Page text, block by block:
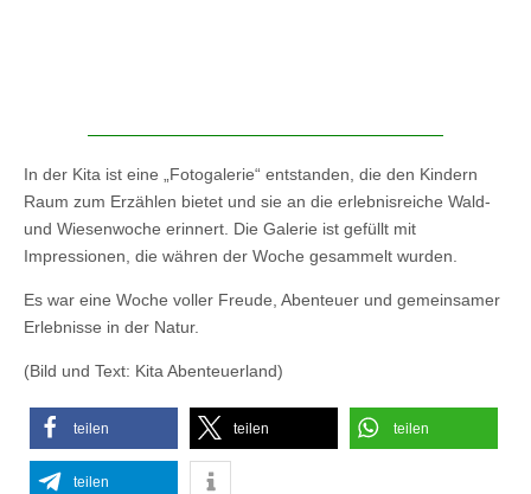
In der Kita ist eine „Fotogalerie“ entstanden, die den Kindern
Raum zum Erzählen bietet und sie an die erlebnisreiche Wald-
und Wiesenwoche erinnert. Die Galerie ist gefüllt mit
Impressionen, die währen der Woche gesammelt wurden.
Es war eine Woche voller Freude, Abenteuer und gemeinsamer
Erlebnisse in der Natur.
(Bild und Text: Kita Abenteuerland)
teilen teilen teilen
teilen